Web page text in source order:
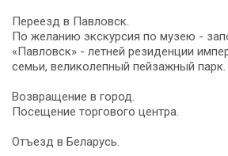
Переезд в Павловск.
По желанию экскурсия по музею -
«Павловск» - летней резиденции
семьи, великолепный пейзажный парк.
Возвращение в город.
Посещение торгового центра.
Отъезд в Беларусь.